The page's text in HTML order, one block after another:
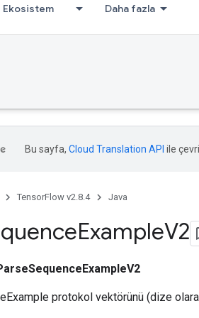
Ekosistem Daha fazla
Bu sayfa, Cloud Translation API ile
TensorFlow v2.8.4 Java
ExampleV2
protokol vektörünü (dize